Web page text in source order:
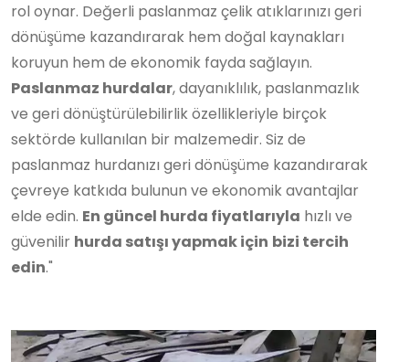
rol oynar. Değerli paslanmaz çelik atıklarınızı geri
dönüşüme kazandırarak hem doğal kaynakları
koruyun hem de ekonomik fayda sağlayın.
Paslanmaz hurdalar, dayanıklılık, paslanmazlık
ve geri dönüştürülebilirlik özellikleriyle birçok
sektörde kullanılan bir malzemedir. Siz de
paslanmaz hurdanızı geri dönüşüme kazandırarak
çevreye katkıda bulunun ve ekonomik avantajlar
elde edin. En güncel hurda fiyatlarıyla hızlı ve
güvenilir hurda satışı yapmak için bizi tercih
edin."